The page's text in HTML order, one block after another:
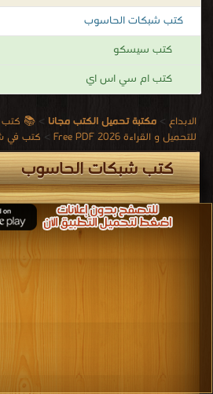
الشخصية PAN والتي تربط مجموعة أجهزة قريبة من المستخدم.
كتب تحميل شبكات الحاسوب
كتب شبكات الحاسوب
كتب سيسكو
كتب ام سي اس اي
الابداع > مكتبة تحميل الكتب مجانا > 📚 كتب
للتحميل و القراءة 2026 Free PDF
> كتب في
كتب شبكات الحاسوب